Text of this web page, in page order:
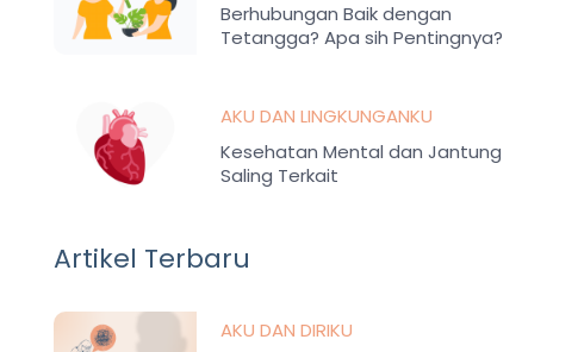
Berhubungan Baik dengan
Tetangga? Apa sih Pentingnya?
AKU DAN LINGKUNGANKU
Kesehatan Mental dan Jantung
Saling Terkait
Artikel Terbaru
AKU DAN DIRIKU